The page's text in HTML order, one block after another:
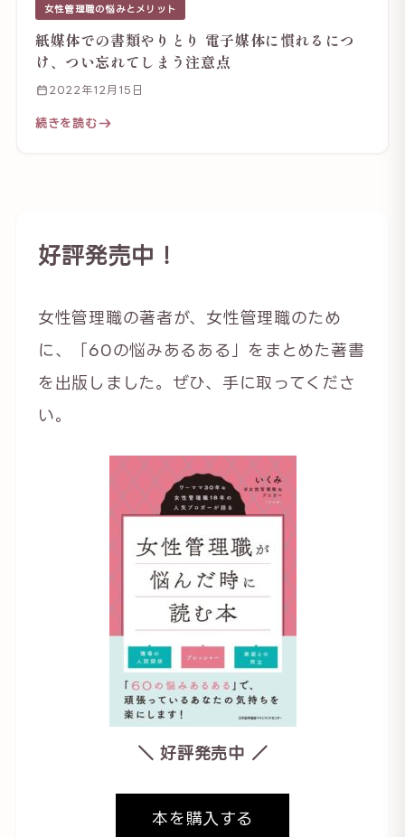
女性管理職の悩みとメリット
紙媒体での書類やりとり 電子媒体に慣れるにつ
け、つい忘れてしまう注意点
2022年12月15日
続きを読む
好評発売中！
女性管理職の著者が、女性管理職のため
に、「60の悩みあるある」をまとめた著書
を出版しました。ぜひ、手に取ってくださ
い。
＼ 好評発売中 ／
本を購入する